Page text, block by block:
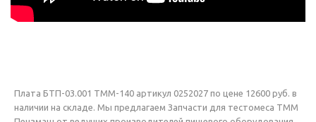
Плата БТП-03.001 ТММ-140 артикул 0252027 по цене 12600 руб. в
наличии на складе. Мы предлагаем Запчасти для тестомеса ТММ